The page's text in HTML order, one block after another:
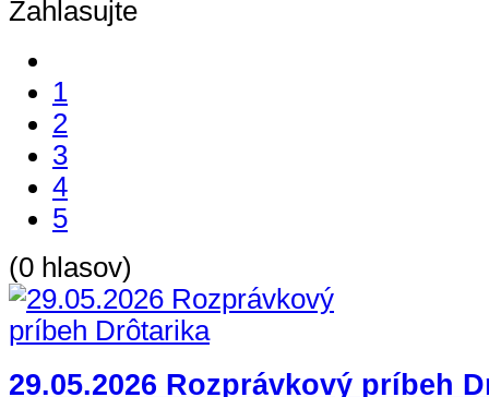
Zahlasujte
1
2
3
4
5
(0 hlasov)
29.05.2026 Rozprávkový príbeh